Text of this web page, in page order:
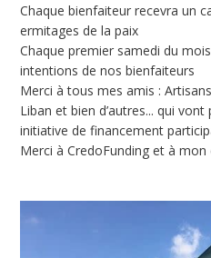
Chaque bienfaiteur recevra un
ermitages de la paix
Chaque premier samedi du
intentions de nos bienfaiteurs
Merci à tous mes amis :
Liban et bien d’autres... qui
initiative de financement
Merci à CredoFunding et à